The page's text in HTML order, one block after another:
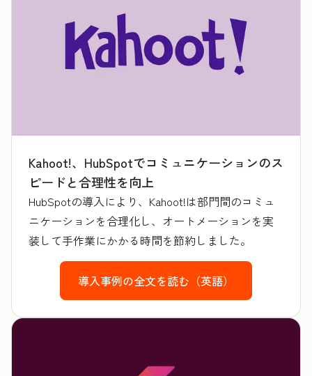
Kahoot!、HubSpotでコミュニケーションのス
ピードと合理性を向上
HubSpotの導入により、Kahoot!は部門間のコミュ
ニケーションを合理化し、オートメーションを実
装して手作業にかかる時間を節約しました。
導入事例の全文を読む（英語）